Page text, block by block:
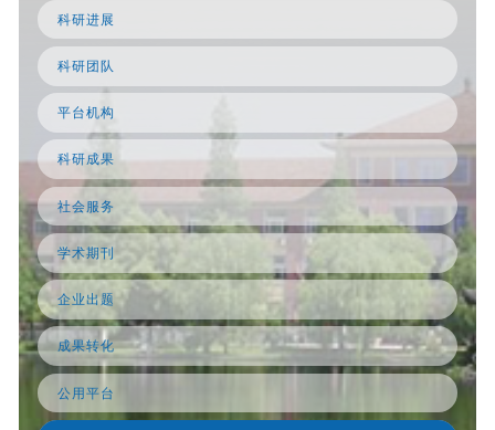
英文网站
科研进展
科研团队
平台机构
科研成果
社会服务
学术期刊
企业出题
成果转化
公用平台